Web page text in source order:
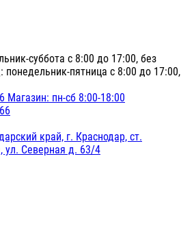
суббота с 8:00 до 17:00, без
пятница с 8:00 до 17:00,
Магазин: пн-сб 8:00-18:00
край, г. Краснодар, ст.
ул. Северная д. 63/4